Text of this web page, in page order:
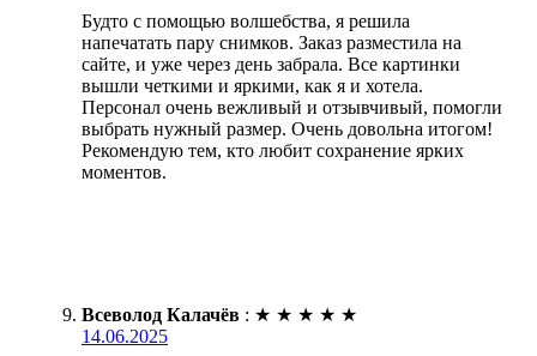
Будто с помощью волшебства, я решила
напечатать пару снимков. Заказ разместила на
сайте, и уже через день забрала. Все картинки
вышли четкими и яркими, как я и хотела.
Персонал очень вежливый и отзывчивый, помогли
выбрать нужный размер. Очень довольна итогом!
Рекомендую тем, кто любит сохранение ярких
моментов.
Всеволод Калачёв : ★ ★ ★ ★ ★
14.06.2025